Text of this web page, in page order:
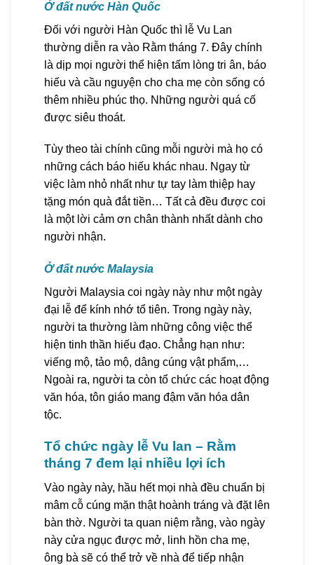
Ở đất nước Hàn Quốc
Đối với người Hàn Quốc thì lễ Vu Lan
thường diễn ra vào Rằm tháng 7. Đây chính
là dịp mọi người thể hiện tấm lòng tri ân, báo
hiếu và cầu nguyện cho cha mẹ còn sống có
thêm nhiều phúc thọ. Những người quá cố
được siêu thoát.
Tùy theo tài chính cũng mỗi người mà họ có
những cách báo hiếu khác nhau. Ngay từ
việc làm nhỏ nhất như tự tay làm thiệp hay
tặng món quà đắt tiền… Tất cả đều được coi
là một lời cảm ơn chân thành nhất dành cho
người nhận.
Ở đất nước Malaysia
Người Malaysia coi ngày này như một ngày
đại lễ để kính nhớ tổ tiên. Trong ngày này,
người ta thường làm những công việc thể
hiện tinh thần hiếu đạo. Chẳng hạn như:
viếng mộ, tảo mộ, dâng cúng vật phẩm,…
Ngoài ra, người ta còn tổ chức các hoạt động
văn hóa, tôn giáo mang đậm văn hóa dân
tộc.
Tổ chức ngày lễ Vu lan – Rằm
tháng 7 đem lại nhiều lợi ích
Vào ngày này, hầu hết mọi nhà đều chuẩn bị
mâm cỗ cúng mặn thật hoành tráng và đặt lên
bàn thờ. Người ta quan niệm rằng, vào ngày
này cửa ngục được mở, linh hồn cha mẹ,
ông bà sẽ có thể trở về nhà để tiếp nhận